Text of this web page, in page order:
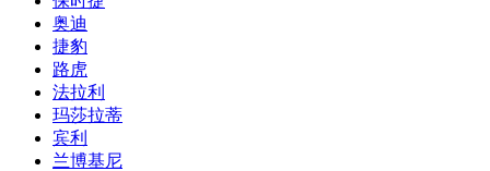
奥迪
捷豹
路虎
法拉利
玛莎拉蒂
宾利
兰博基尼